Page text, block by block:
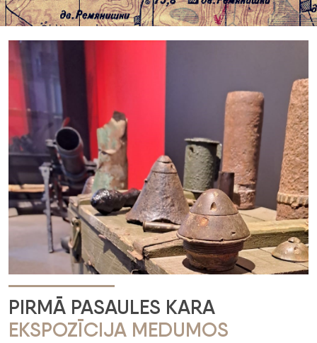
PIRMĀ PASAULES KARA
EKSPOZĪCIJA MEDUMOS